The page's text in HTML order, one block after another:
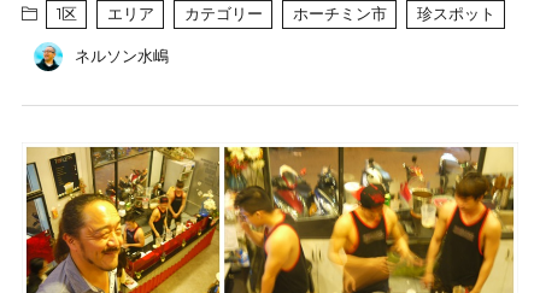
1区 エリア カテゴリー ホーチミン市 珍スポット
ネルソン水嶋